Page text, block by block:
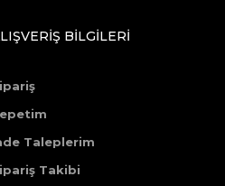
BİLGİLERİ
Taleplerim
Takibi